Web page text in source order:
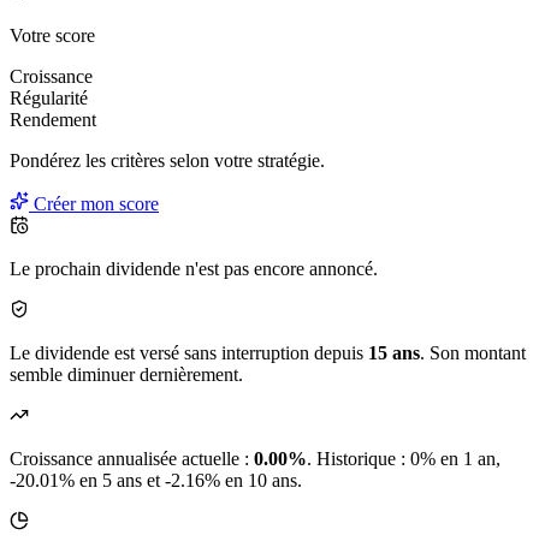
Votre score
Croissance
Régularité
Rendement
Pondérez les critères selon votre stratégie.
Créer mon score
Le prochain dividende n'est pas encore annoncé.
Le dividende est versé sans interruption depuis 15 ans. Son montant
semble diminuer dernièrement.
Croissance annualisée actuelle : 0.00%. Historique : 0% en 1 an,
-20.01% en 5 ans et -2.16% en 10 ans.